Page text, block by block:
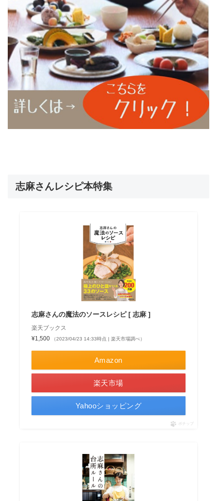
志麻さんレシピ本特集
志麻さんの魔法のソースレシピ [ 志麻 ]
楽天ブックス
¥1,500
（2023/04/23 14:33時点 | 楽天市場調べ）
Amazon
楽天市場
Yahooショッピング
ポチップ